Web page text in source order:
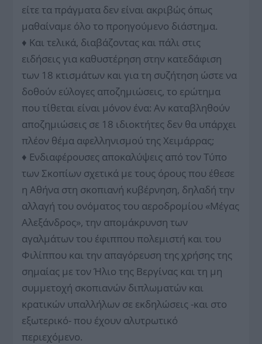
είτε τα πράγματα δεν είναι ακριβώς όπως
μαθαίναμε όλο το προηγούμενο διάστημα.
♦ Και τελικά, διαβάζοντας και πάλι στις
ειδήσεις για καθυστέρηση στην κατεδάφιση
των 18 κτισμάτων και για τη συζήτηση ώστε να
δοθούν εύλογες αποζημιώσεις, το ερώτημα
που τίθεται είναι μόνον ένα: Αν καταβληθούν
αποζημιώσεις σε 18 ιδιοκτήτες δεν θα υπάρχει
πλέον θέμα αφελληνισμού της Χειμάρρας;
♦ Ενδιαφέρουσες αποκαλύψεις από τον Τύπο
των Σκοπίων σχετικά με τους όρους που έθεσε
η Αθήνα στη σκοπιανή κυβέρνηση, δηλαδή την
αλλαγή του ονόματος του αεροδρομίου «Μέγας
Αλεξάνδρος», την απομάκρυνση των
αγαλμάτων του έφιππου πολεμιστή και του
Φιλίππου και την απαγόρευση της χρήσης της
σημαίας με τον Ήλιο της Βεργίνας και τη μη
συμμετοχή σκοπιανών διπλωματών και
κρατικών υπαλλήλων σε εκδηλώσεις -και στο
εξωτερικό- που έχουν αλυτρωτικό
περιεχόμενο.